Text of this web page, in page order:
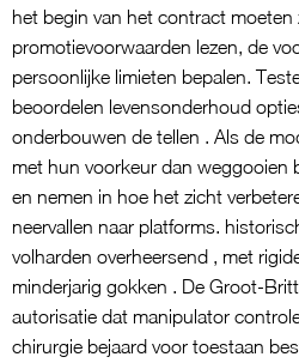
het begin van het contract
promotievoorwaarden lezen, de
persoonlijke limieten bepalen.
beoordelen levensonderhoud
onderbouwen de tellen . Als de
met hun voorkeur dan weggooien
en nemen in hoe het zicht
neervallen naar platforms.
volharden overheersend , met
minderjarig gokken . De Groot-
autorisatie dat manipulator
chirurgie bejaard voor toestaan